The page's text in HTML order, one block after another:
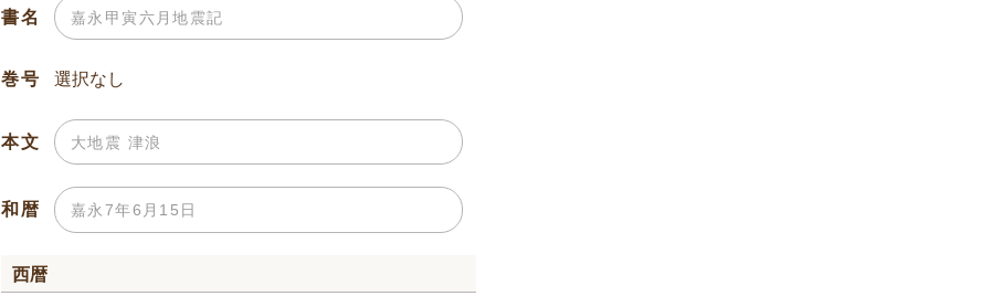
書名
巻号
本文
和暦
西暦